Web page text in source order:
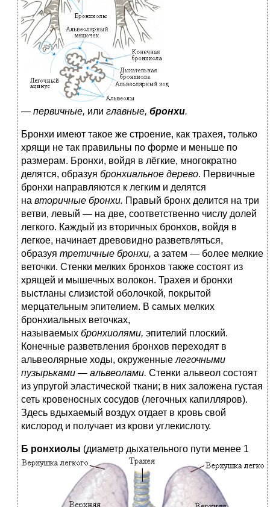
— первичные, или главные, бронхи.
Бронхи имеют такое же строение, как трахея, только
хрящи не так правильны по форме и меньше по
размерам. Бронхи, войдя в лёгкие, многократно
делятся, образуя бронхиальное дерево. Первичные
бронхи направляются к легким и делятся
на вторичные бронхи. Правый бронх делится на три
ветви, левый — на две, соответственно числу долей
легкого. Каждый из вторичных бронхов, войдя в
легкое, начинает древовидно разветвляться,
образуя третичные бронхи, а затем — более мелкие
веточки. Стенки мелких бронхов также состоят из
хрящей и мышечных волокон. Трахея и бронхи
выстланы слизистой оболочкой, покрытой
мерцательным эпителием. В самых мелких
бронхиальных веточках,
называемых бронхиолями, эпителий плоский.
Конечные разветвления бронхов переходят в
альвеолярные ходы, окруженные легочными
пузырьками — альвеолами. Стенки альвеол состоят
из упругой эластической ткани; в них заложена густая
сеть кровеносных сосудов (легочных капилляров).
Здесь вдыхаемый воздух отдает в кровь свой
кислород и получает из крови углекислоту.
Б ронхиолы (диаметр дыхательного пути менее 1